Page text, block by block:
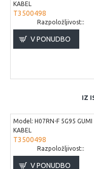
KABEL
T3500498
Razpoložljivost::
V PONUDBO
IZ
Model: H07RN-F 5G95 GUMI
KABEL
T3500498
Razpoložljivost::
V PONUDBO